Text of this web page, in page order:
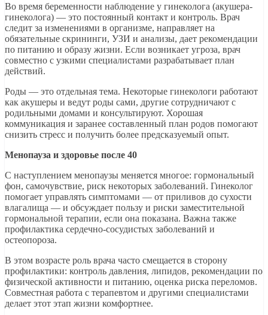
Во время беременности наблюдение у гинеколога (акушера-
гинеколога) — это постоянный контакт и контроль. Врач
следит за изменениями в организме, направляет на
обязательные скрининги, УЗИ и анализы, дает рекомендации
по питанию и образу жизни. Если возникает угроза, врач
совместно с узкими специалистами разрабатывает план
действий.
Роды — это отдельная тема. Некоторые гинекологи работают
как акушеры и ведут роды сами, другие сотрудничают с
родильными домами и консультируют. Хорошая
коммуникация и заранее составленный план родов помогают
снизить стресс и получить более предсказуемый опыт.
Менопауза и здоровье после 40
С наступлением менопаузы меняется многое: гормональный
фон, самочувствие, риск некоторых заболеваний. Гинеколог
помогает управлять симптомами — от приливов до сухости
влагалища — и обсуждает пользу и риски заместительной
гормональной терапии, если она показана. Важна также
профилактика сердечно-сосудистых заболеваний и
остеопороза.
В этом возрасте роль врача часто смещается в сторону
профилактики: контроль давления, липидов, рекомендации по
физической активности и питанию, оценка риска переломов.
Совместная работа с терапевтом и другими специалистами
делает этот этап жизни комфортнее.